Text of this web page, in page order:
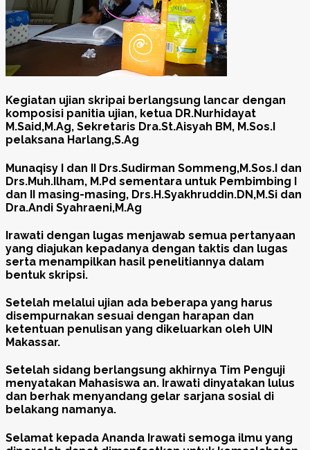
Kegiatan ujian skripai berlangsung lancar dengan
komposisi panitia ujian, ketua DR.Nurhidayat
M.Said,M.Ag, Sekretaris Dra.St.Aisyah BM, M.Sos.I
pelaksana Harlang,S.Ag
Munaqisy I dan II Drs.Sudirman Sommeng,M.Sos.I dan
Drs.Muh.Ilham, M.Pd sementara untuk Pembimbing I
dan II masing-masing, Drs.H.Syakhruddin.DN,M.Si dan
Dra.Andi Syahraeni,M.Ag
Irawati dengan lugas menjawab semua pertanyaan
yang diajukan kepadanya dengan taktis dan lugas
serta menampilkan hasil penelitiannya dalam
bentuk skripsi.
Setelah melalui ujian ada beberapa yang harus
disempurnakan sesuai dengan harapan dan
ketentuan penulisan yang dikeluarkan oleh UIN
Makassar.
Setelah sidang berlangsung akhirnya Tim Penguji
menyatakan Mahasiswa an. Irawati dinyatakan lulus
dan berhak menyandang gelar sarjana sosial di
belakang namanya.
Selamat kepada Ananda Irawati semoga ilmu yang